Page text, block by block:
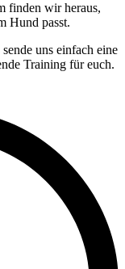
finden wir heraus,
Hund passt.
uns einfach eine
Training für euch.